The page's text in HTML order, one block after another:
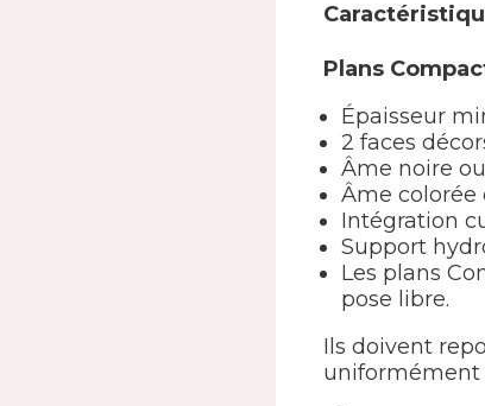
Plans
Épaisseur
2 faces
Âme noire
Âme colorée
Intégration
Support
Les plans
pose libre.
Ils doivent
uniformément